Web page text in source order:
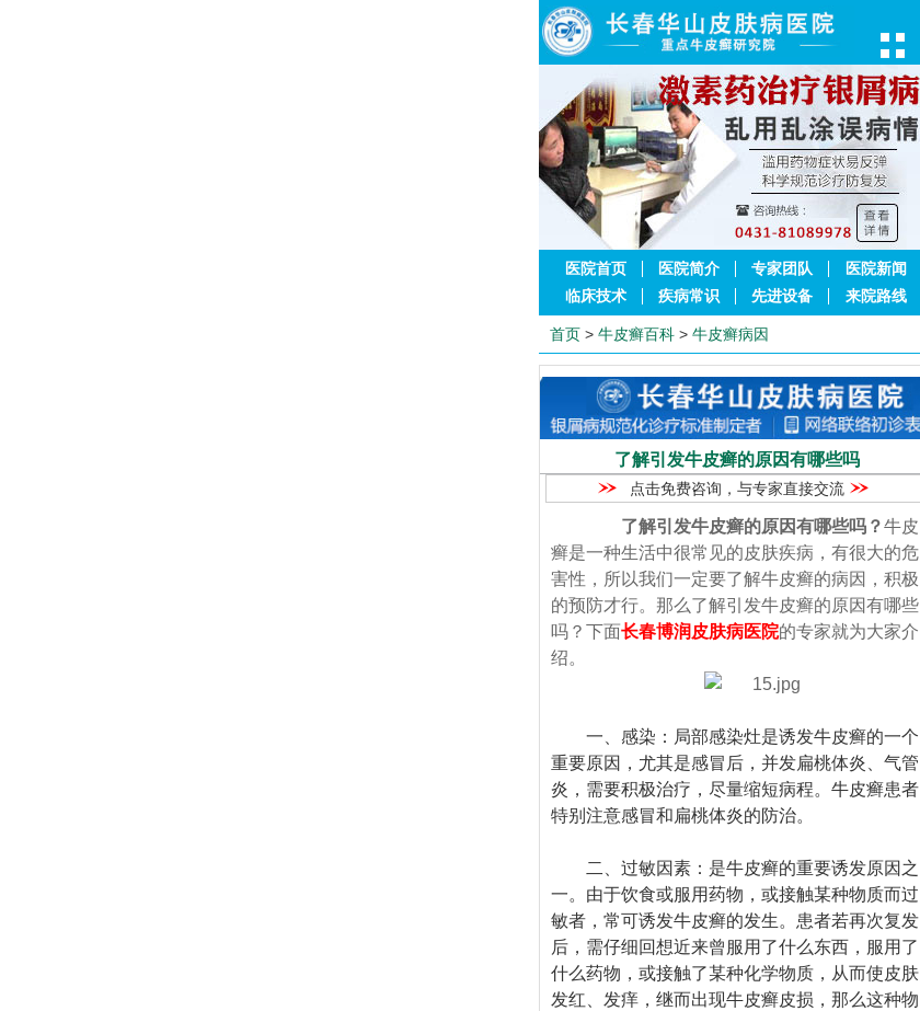
医院首页 医院简介 专家团队
医院新闻
临床技术
疾病常识 先进设备 来院路线
首页 > 牛皮癣百科 > 牛皮癣病因
了解引发牛皮癣的原因有哪些吗
点击免费咨询，与专家直接交流
了解引发牛皮癣的原因有哪些吗？牛皮
癣是一种生活中很常见的皮肤疾病，有很大的危
害性，所以我们一定要了解牛皮癣的病因，积极
的预防才行。那么了解引发牛皮癣的原因有哪些
吗？下面长春博润皮肤病医院的专家就为大家介
绍。
一、感染：局部感染灶是诱发牛皮癣的一个
重要原因，尤其是感冒后，并发扁桃体炎、气管
炎，需要积极治疗，尽量缩短病程。牛皮癣患者
特别注意感冒和扁桃体炎的防治。
二、过敏因素：是牛皮癣的重要诱发原因之
一。由于饮食或服用药物，或接触某种物质而过
敏者，常可诱发牛皮癣的发生。患者若再次复发
后，需仔细回想近来曾服用了什么东西，服用了
什么药物，或接触了某种化学物质，从而使皮肤
发红、发痒，继而出现牛皮癣皮损，那么这种物